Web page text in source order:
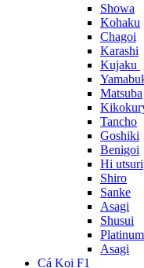
Showa
Kohaku
Chagoi
Karashi
Kujaku
Matsuba
Tancho
Goshiki
Benigoi
Hi utsuri
Shiro
Sanke
Asagi
Shusui
Platinum
Asagi
Cá Koi F1